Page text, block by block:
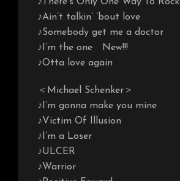
♪Ain’t talkin’ ’bout love
♪Somebody get me a doctor
♪I’m the one New!!!
♪Otta love again
＜Michael Schenker＞
♪I’m gonna make you mine
♪Victim Of Illusion
♪I’m a Loser
♪ULCER
♪Warrior